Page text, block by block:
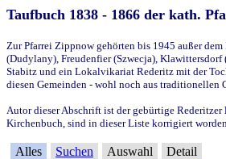
Taufbuch 1838 - 1866 der kath.
Zur Pfarrei Zippnow gehörten bis 1945 außer
(Dudylany), Freudenfier (Szwecja),
Stabitz und ein Lokalvikariat Rederitz mit der
diesen Gemeinden - wohl noch aus traditionellen
Autor dieser Abschrift ist der gebürtige Rederitzer
Kirchenbuch, sind in dieser Liste korrigiert
Alles Suchen Auswahl Detail